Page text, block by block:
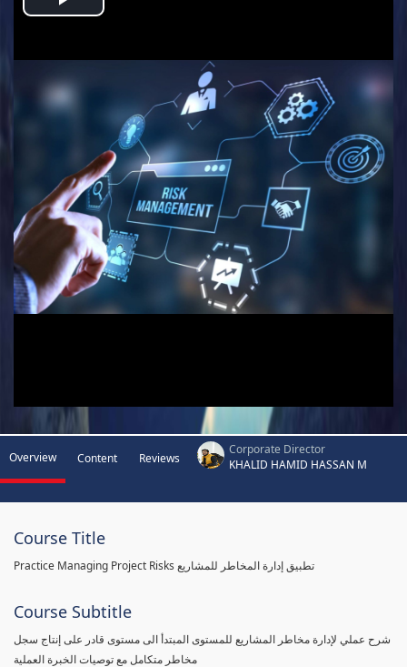
Play
Video
Overview Content Reviews
Corporate Director
KHALID HAMID HASSAN M
Course Title
Practice Managing Project Risks تطبيق إدارة المخاطر للمشاريع
Course Subtitle
شرح عملي لإدارة مخاطر المشاريع للمستوى المبتدأ الى مستوى قادر على إنتاج سجل
مخاطر متكامل مع توصيات الخبرة العملية